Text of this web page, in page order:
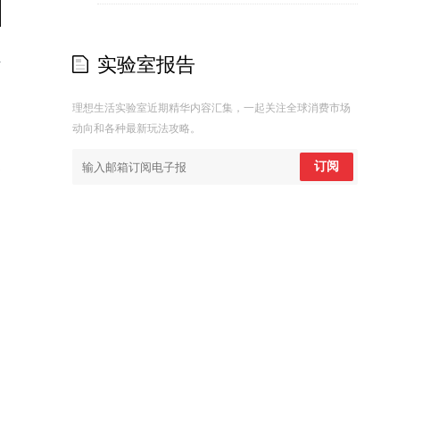
实验室报告
理想生活实验室近期精华内容汇集，一起关注全球消费市场
动向和各种最新玩法攻略。